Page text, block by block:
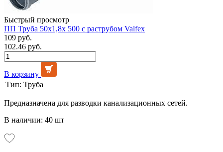
Быстрый просмотр
ПП Труба 50х1,8х 500 с раструбом Valfex
109 руб.
102.46 руб.
В корзину
Тип: Труба
Предназначена для разводки канализационных сетей.
В наличии: 40 шт